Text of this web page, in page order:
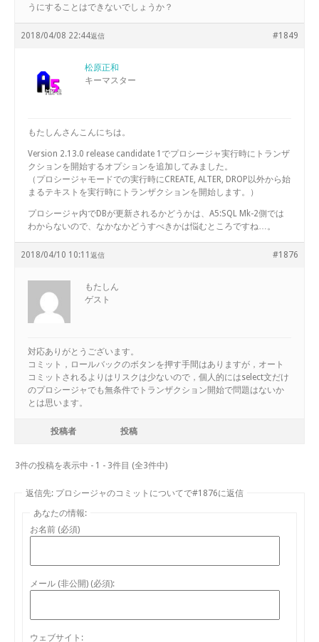
うにすることはできないでしょうか？
2018/04/08 22:44 #1849
返信
松原正和
キーマスター
もたしんさんこんにちは。
Version 2.13.0 release candidate 1でプロシージャ実行時にトランザ
クションを開始するオプションを追加してみました。
（プロシージャモードでの実行時にCREATE, ALTER, DROP以外から始
まるテキストを実行時にトランザクションを開始します。）
プロシージャ内でDBが更新されるかどうかは、A5:SQL Mk-2側では
わからないので、なかなかどうすべきかは悩むところですね…。
2018/04/10 10:11 #1876
返信
もたしん
ゲスト
対応ありがとうございます。
コミット，ロールバックのボタンを押す手間はありますが，オート
コミットされるよりはリスクは少ないので，個人的にはselect文だけ
のプロシージャでも無条件でトランザクション開始で問題はないか
とは思います。
投稿者 投稿
3件の投稿を表示中 - 1 - 3件目 (全3件中)
返信先: プロシージャのコミットについてで#1876に返信
あなたの情報:
お名前 (必須)
メール (非公開) (必須):
ウェブサイト: